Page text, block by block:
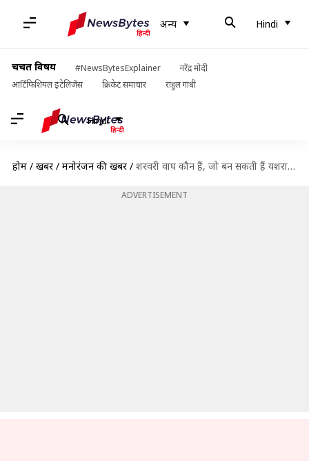
अन्य Hindi
चर्चित विषय #NewsBytesExplainer
नरेंद्र मोदी
आर्टिफिशियल इंटेलिजेंस
क्रिकेट समाचार राहुल गांधी
Hindi
होम / खबरें / मनोरंजन की खबरें / शरवरी वाघ कौन हैं, जो बन सकती हैं यशराज फिल्म्स के स्पाई यूनिवर्स का हिस्सा?
ADVERTISEMENT